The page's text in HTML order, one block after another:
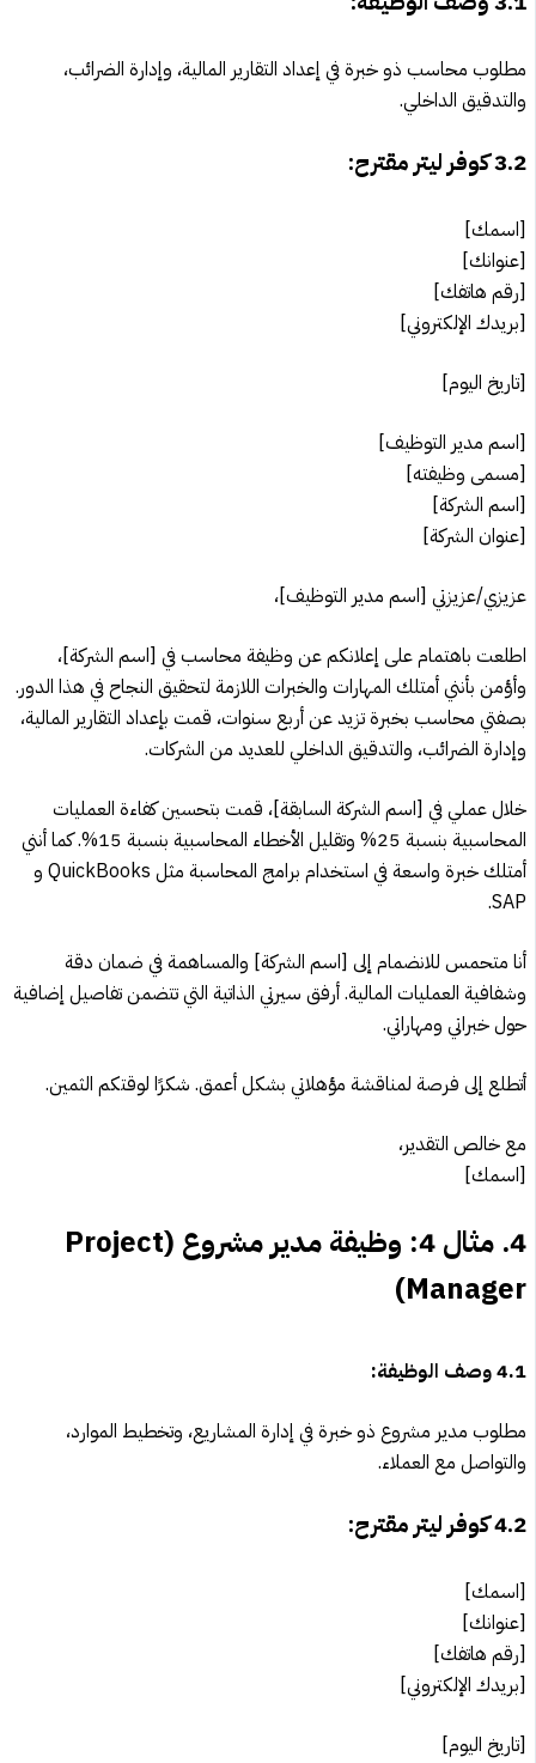
مطلوب محاسب ذو خبرة في إعداد التقارير المالية، وإدارة الضرائب،
والتدقيق الداخلي.
3.2كوفر ليتر مقترح:
[اسمك]
[عنوانك]
[رقم هاتفك]
[بريدك الإلكتروني]
[تاريخ اليوم]
[اسم مدير التوظيف]
[مسمى وظيفته]
[اسم الشركة]
[عنوان الشركة]
عزيزي/عزيزتي [اسم مدير التوظيف]،
اطلعت باهتمام على إعلانكم عن وظيفة محاسب في [اسم الشركة]،
وأؤمن بأنني أمتلك المهارات والخبرات اللازمة لتحقيق النجاح في هذا الدور.
بصفتي محاسب بخبرة تزيد عن أربع سنوات، قمت بإعداد التقارير المالية،
وإدارة الضرائب، والتدقيق الداخلي للعديد من الشركات.
خلال عملي في [اسم الشركة السابقة]، قمت بتحسين كفاءة العمليات
المحاسبية بنسبة 25% وتقليل الأخطاء المحاسبية بنسبة 15%. كما أنني
أمتلك خبرة واسعة في استخدام برامج المحاسبة مثل QuickBooks و
SAP.
أنا متحمس للانضمام إلى [اسم الشركة] والمساهمة في ضمان دقة
وشفافية العمليات المالية. أرفق سيرتي الذاتية التي تتضمن تفاصيل إضافية
حول خبراتي ومهاراتي.
أتطلع إلى فرصة لمناقشة مؤهلاتي بشكل أعمق. شكرًا لوقتكم الثمين.
مع خالص التقدير،
[اسمك]
4.
مثال 4: وظيفة مدير مشروع (Project
Manager)
4.1وصف الوظيفة:
مطلوب مدير مشروع ذو خبرة في إدارة المشاريع، وتخطيط الموارد،
والتواصل مع العملاء.
4.2كوفر ليتر مقترح:
[اسمك]
[عنوانك]
[رقم هاتفك]
[بريدك الإلكتروني]
[تاريخ اليوم]